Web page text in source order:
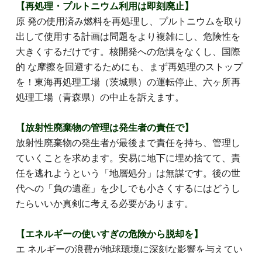
【再処理・プルトニウム利用は即刻廃止】
原 発の使用済み燃料を再処理し、プルトニウムを取り
出して使用する計画は問題をより複雑にし、危険性を
大きくするだけです。核開発への危惧をなくし、国際
的 な摩擦を回避するためにも、まず再処理のストップ
を！東海再処理工場（茨城県）の運転停止、六ヶ所再
処理工場（青森県）の中止を訴えます。
【放射性廃棄物の管理は発生者の責任で】
放射性廃棄物の発生者が最後まで責任を持ち、管理し
ていくことを求めます。安易に地下に埋め捨てて、責
任を逃れようという「地層処分」は無謀です。後の世
代への「負の遺産」を少しでも小さくするにはどうし
たらいいか真剣に考える必要があります。
【エネルギーの使いすぎの危険から脱却を】
エ ネルギーの浪費が地球環境に深刻な影響を与えてい